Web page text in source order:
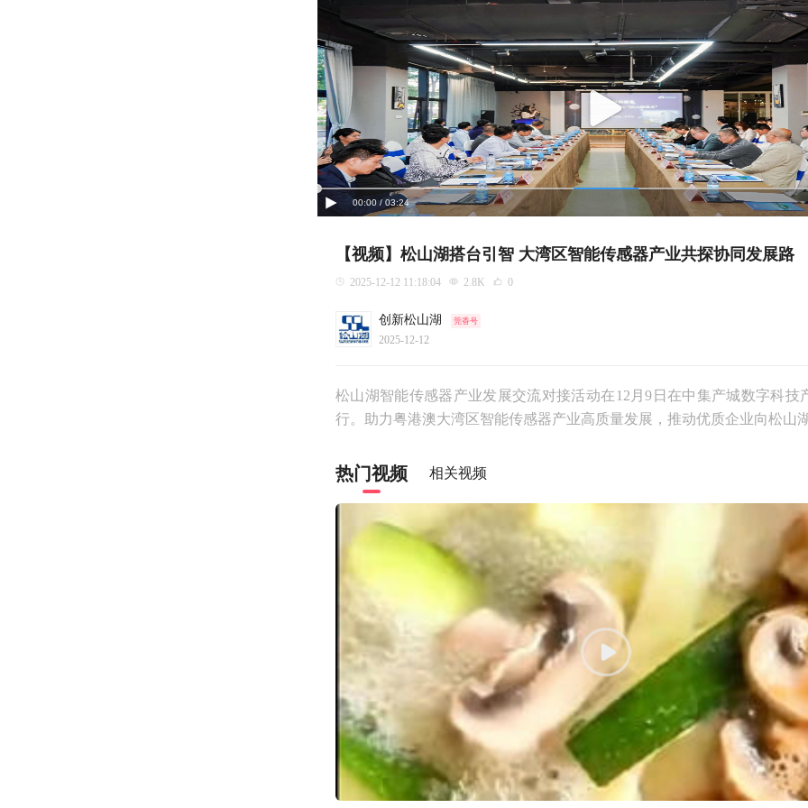
00:00 / 03:24
【视频】松山湖搭台引智 大湾区智能传感器产业共探协同发展路
2025-12-12 11:18:04 2.8K 0
创新松山湖 莞香号
2025-12-12
松山湖智能传感器产业发展交流对接活动在12月9日在中集产城数字科技
行。助力粤港澳大湾区智能传感器产业高质量发展，推动优质企业向松山
热门视频 相关视频